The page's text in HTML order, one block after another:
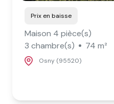
Prix en baisse
Maison 4 pièce(s)
3 chambre(s)
74 m²
Osny (95520)